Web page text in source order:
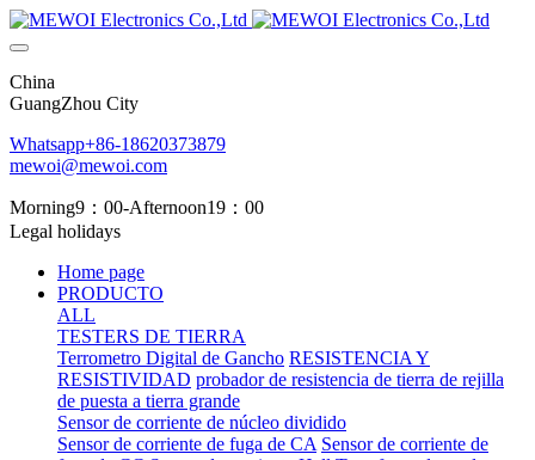
China
GuangZhou City
Whatsapp+86-18620373879
mewoi@mewoi.com
Morning9：00-Afternoon19：00
Legal holidays
Home page
PRODUCTO
ALL
TESTERS DE TIERRA
Terrometro Digital de Gancho RESISTENCIA Y
RESISTIVIDAD probador de resistencia de tierra de rejilla
de puesta a tierra grande
Sensor de corriente de núcleo dividido
Sensor de corriente de fuga de CA Sensor de corriente de